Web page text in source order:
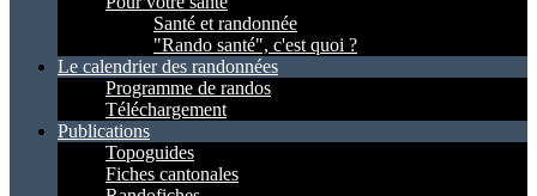
Santé et randonnée
"Rando santé", c'est quoi ?
Le calendrier des randonnées
Programme de randos
Téléchargement
Publications
Topoguides
Fiches cantonales